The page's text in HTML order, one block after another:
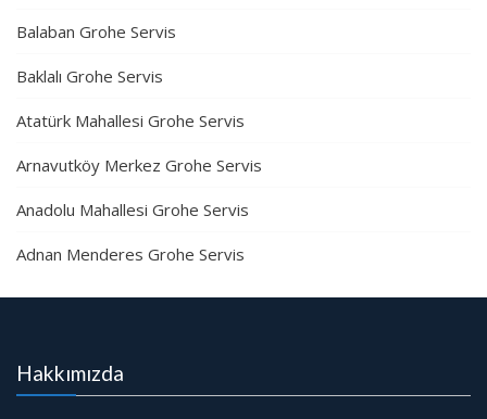
Balaban Grohe Servis
Baklalı Grohe Servis
Atatürk Mahallesi Grohe Servis
Arnavutköy Merkez Grohe Servis
Anadolu Mahallesi Grohe Servis
Adnan Menderes Grohe Servis
Hakkımızda